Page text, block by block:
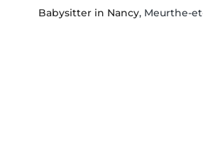
Babysitter in Nancy, Meurthe-